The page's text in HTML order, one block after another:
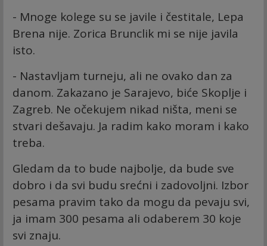
- Mnoge kolege su se javile i čestitale, Lepa
Brena nije. Zorica Brunclik mi se nije javila
isto.
- Nastavljam turneju, ali ne ovako dan za
danom. Zakazano je Sarajevo, biće Skoplje i
Zagreb. Ne očekujem nikad ništa, meni se
stvari dešavaju. Ja radim kako moram i kako
treba.
Gledam da to bude najbolje, da bude sve
dobro i da svi budu srećni i zadovoljni. Izbor
pesama pravim tako da mogu da pevaju svi,
ja imam 300 pesama ali odaberem 30 koje
svi znaju.